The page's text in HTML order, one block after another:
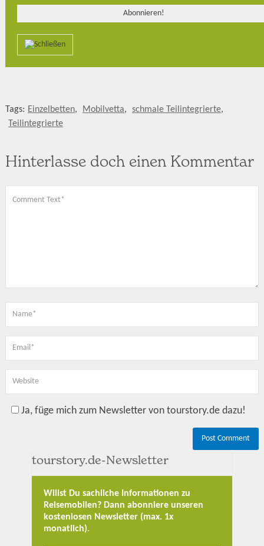
Tags: Einzelbetten, Mobilvetta, schmale Teilintegrierte,
Teilintegrierte
Hinterlasse doch einen Kommentar
Ja, füge mich zum Newsletter von tourstory.de dazu!
tourstory.de-Newsletter
Willst Du sachliche Informationen zu
Reisemobilen? Dann abonniere unseren
kostenlosen Newsletter (max. 1x
monatlich).